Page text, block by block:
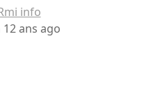
info
ans ago